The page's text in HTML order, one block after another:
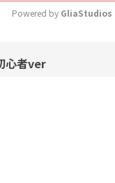
Powered by GliaStudios
心者ver